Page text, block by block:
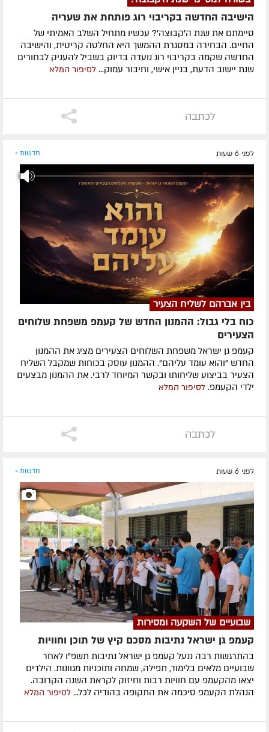
הישיבה החדשה בקריבוי רוג פותחת את שעריה
סיימתם את שנת ה'קבוצה'? עכשיו מתחיל השלב האמיתי של
החיים. הבחירה במסגרת ההמשך היא החלטה קריטית, והישיבה
החדשה שקמה בקריבוי רוג נועדה בדיוק בשביל להעניק לבחורים
שנת יישוב הדעת, בניין אישי, וחיבור עמוק... לסיפור המלא
לכתבה
לפני 6 שעות חדשות »
בין אברהם לשליח הצעיר
כוח בלי גבול: ההמנון החדש של קעמפ משפחת שלוחים
הצעירים
קעמפ גן ישראל משפחת השלוחים הצעירים מציג את ההמנון
החדש "והוא עומד עליהם". ההמנון עוסק בכוחות שמקבל השליח
הצעיר בביצוע שליחותו ובקשר המיוחד לרבי. את ההמנון מבצעים
ילדי הקעמפ. לסיפור המלא
לכתבה
לפני 6 שעות חדשות »
שבועיים של השקעה ומסירות
קעמפ גן ישראל נתיבות מסכם קיץ של תוכן וחוויות
בהתרגשות רבה ננעל קעמפ גן ישראל נתיבות תשפ"ו לאחר
שבועיים מלאים בלימוד, תפילה, שמחה ותוכניות מגוונות. הילדים
יצאו מהקעמפ עם חוויות רבות וחיזוק לקראת השנה הקרובה.
הנהלת הקעמפ סיכמה את התקופה בהודיה לכל... לסיפור המלא